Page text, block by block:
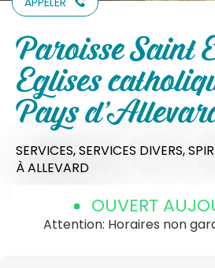
Paroisse Saint
Eglises
Pays
SERVICES,SERVICES DIVERS,
À ALLEVARD
OUVERT
Attention: Horaires non